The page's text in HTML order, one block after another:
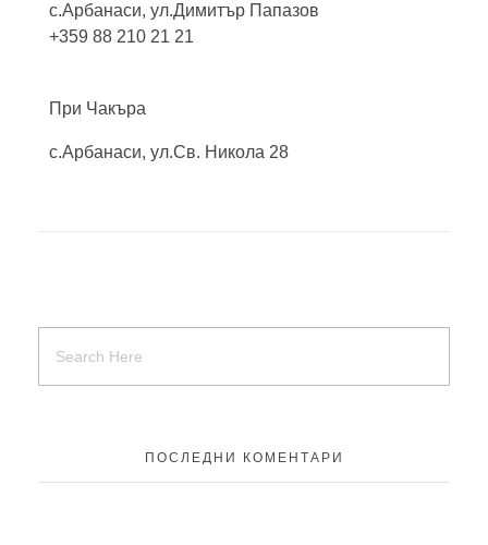
с.Арбанаси, ул.Димитър Папазов
+359 88 210 21 21
При Чакъра
с.Арбанаси, ул.Св. Никола 28
ПОСЛЕДНИ КОМЕНТАРИ